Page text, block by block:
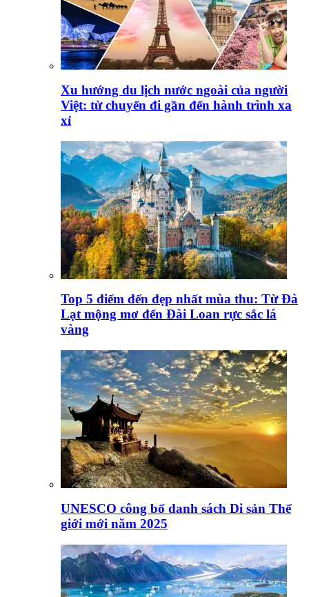
Xu hướng du lịch nước ngoài của người
Việt: từ chuyến đi gần đến hành trình xa
xỉ
Top 5 điểm đến đẹp nhất mùa thu: Từ Đà
Lạt mộng mơ đến Đài Loan rực sắc lá
vàng
UNESCO công bố danh sách Di sản Thế
giới mới năm 2025